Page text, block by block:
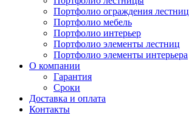
Портфолио ограждения лестниц
Портфолио мебель
Портфолио интерьер
Портфолио элементы лестниц
Портфолио элементы интерьера
О компании
Гарантия
Сроки
Доставка и оплата
Контакты